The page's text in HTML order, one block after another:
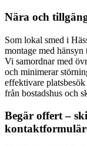
Nära och
Som lokal smed i
montage med
Vi samordnar med
och minimerar
effektivare
från bostadshus och
Begär offert –